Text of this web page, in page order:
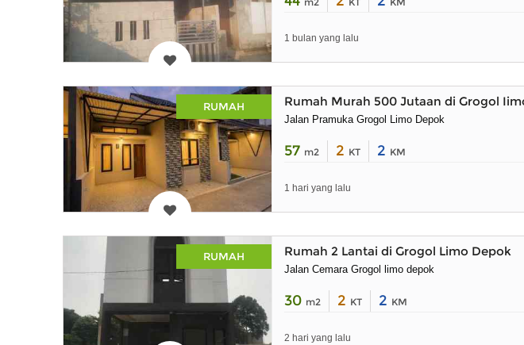
1 bulan yang lalu
RUMAH Rumah Murah 500 Jutaan di Grogol
Jalan Pramuka Grogol Limo Depok
57 m2 2 KT 2 KM
1 hari yang lalu
RUMAH Rumah 2 Lantai di Grogol Limo Depok
Jalan Cemara Grogol limo depok
30 m2 2 KT 2 KM
2 hari yang lalu